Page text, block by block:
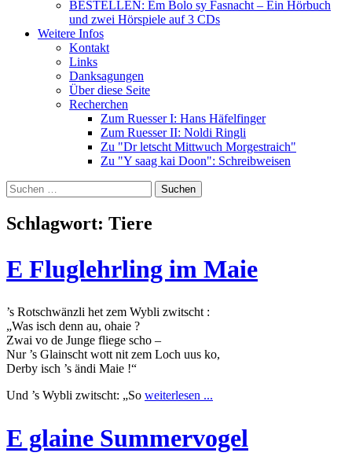
BESTELLEN: Em Bolo sy Fasnacht – Ein Hörbuch
und zwei Hörspiele auf 3 CDs
Weitere Infos
Kontakt
Links
Danksagungen
Über diese Seite
Recherchen
Zum Ruesser I: Hans Häfelfinger
Zum Ruesser II: Noldi Ringli
Zu "Dr letscht Mittwuch Morgestraich"
Zu "Y saag kai Doon": Schreibweisen
Suche
nach:
Schlagwort: Tiere
E Fluglehrling im Maie
’s Rotschwänzli het zem Wybli zwitscht :
„Was isch denn au, ohaie ?
Zwai vo de Junge fliege scho –
Nur ’s Glainscht wott nit zem Loch uus ko,
Derby isch ’s ändi Maie !“
Und ’s Wybli zwitscht: „So weiterlesen ...
E glaine Summervogel